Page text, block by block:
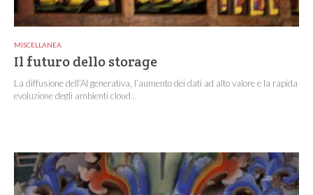
MISCELLANEA
Il futuro dello storage
La diffusione dell’AI generativa, l’aumento dei dati ad alto valore e la rapida
evoluzione degli ambienti cloud...